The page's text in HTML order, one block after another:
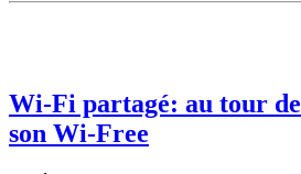
Wi-Fi partagé: au tour
son Wi-Free